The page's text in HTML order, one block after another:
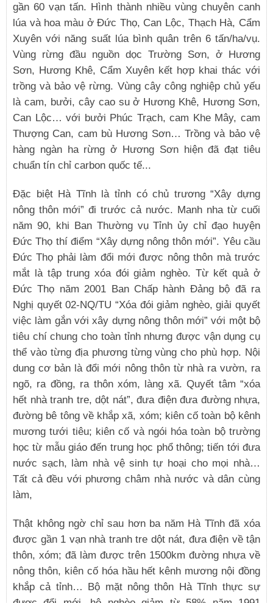
gần 60 vạn tấn. Hình thành nhiều vùng chuyên canh
lúa và hoa màu ở Đức Thọ, Can Lộc, Thạch Hà, Cẩm
Xuyên với năng suất lúa bình quân trên 6 tấn/ha/vụ.
Vùng rừng đầu nguồn dọc Trường Sơn, ở Hương
Sơn, Hương Khê, Cẩm Xuyên kết hợp khai thác với
trồng và bảo vệ rừng. Vùng cây công nghiệp chủ yếu
là cam, bưởi, cây cao su ở Hương Khê, Hương Sơn,
Can Lộc… với bưởi Phúc Trạch, cam Khe Mây, cam
Thượng Can, cam bù Hương Sơn… Trồng và bảo vệ
hàng ngàn ha rừng ở Hương Sơn hiện đã đạt tiêu
chuẩn tín chỉ carbon quốc tế...
Đặc biệt Hà Tĩnh là tỉnh có chủ trương “Xây dựng
nông thôn mới” đi trước cả nước. Manh nha từ cuối
năm 90, khi Ban Thường vụ Tỉnh ủy chỉ đạo huyện
Đức Thọ thí điểm “Xây dựng nông thôn mới”. Yêu cầu
Đức Thọ phải làm đổi mới được nông thôn mà trước
mắt là tập trung xóa đói giảm nghèo. Từ kết quả ở
Đức Thọ năm 2001 Ban Chấp hành Đảng bộ đã ra
Nghị quyết 02-NQ/TU “Xóa đói giảm nghèo, giải quyết
việc làm gắn với xây dựng nông thôn mới” với một bộ
tiêu chí chung cho toàn tỉnh nhưng được vận dụng cụ
thể vào từng địa phương từng vùng cho phù hợp. Nội
dung cơ bản là đổi mới nông thôn từ nhà ra vườn, ra
ngõ, ra đồng, ra thôn xóm, làng xã. Quyết tâm “xóa
hết nhà tranh tre, dột nát”, đưa điện đưa đường nhựa,
đường bê tông về khắp xã, xóm; kiên cố toàn bộ kênh
mương tưới tiêu; kiên cố và ngói hóa toàn bộ trường
học từ mẫu giáo đến trung học phổ thông; tiến tới đưa
nước sạch, làm nhà vệ sinh tự hoại cho mọi nhà…
Tất cả đều với phương châm nhà nước và dân cùng
làm,
Thật không ngờ chỉ sau hơn ba năm Hà Tĩnh đã xóa
được gần 1 vạn nhà tranh tre dột nát, đưa điện về tận
thôn, xóm; đã làm được trên 1500km đường nhựa về
nông thôn, kiên cố hóa hầu hết kênh mương nội đồng
khắp cả tỉnh… Bộ mặt nông thôn Hà Tĩnh thực sự